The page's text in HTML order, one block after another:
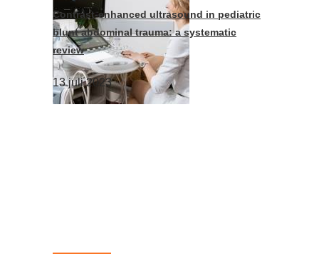
Contrast-enhanced ultrasound in pediatric
blunt abdominal trauma: a systematic
review
13 juli 2023